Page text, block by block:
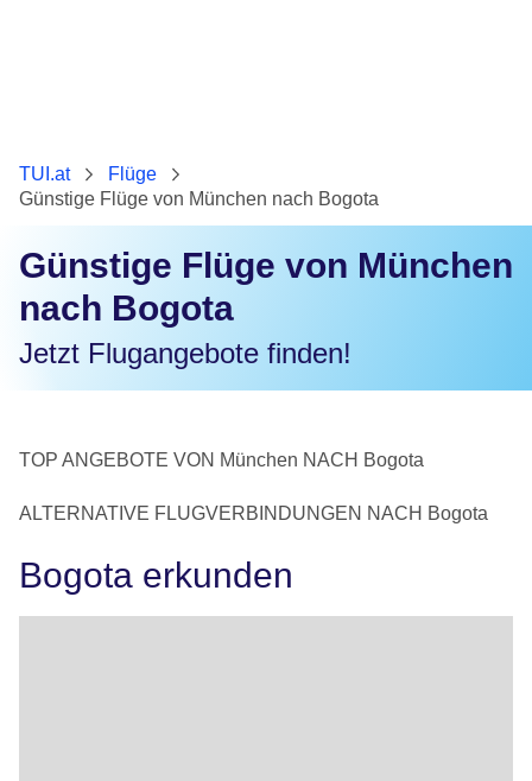
TUI.at
Flüge
Günstige Flüge von München nach Bogota
Günstige Flüge von München
nach Bogota
Jetzt Flugangebote finden!
TOP ANGEBOTE VON München NACH Bogota
ALTERNATIVE FLUGVERBINDUNGEN NACH Bogota
Bogota erkunden